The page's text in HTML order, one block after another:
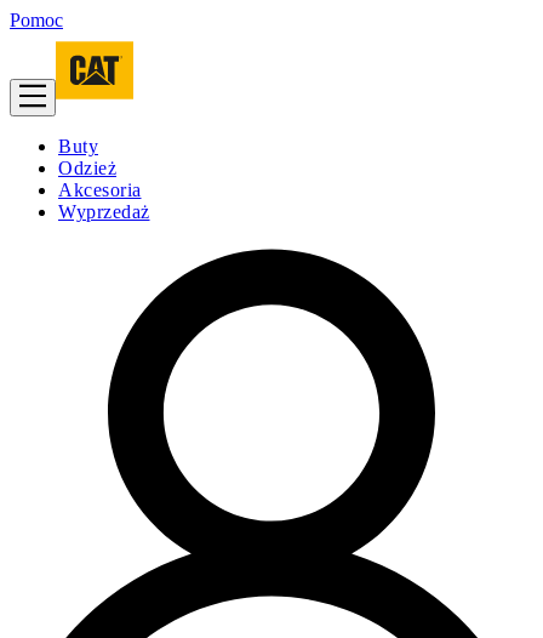
Pomoc
Buty
Odzież
Akcesoria
Wyprzedaż